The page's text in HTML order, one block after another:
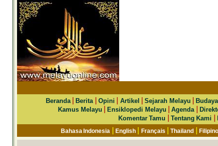
Beranda|Berita Opini Artikel |Sejarah Melayu |
Kamus Melayu
|Ensiklopedi Melayu |Agenda |
Komentar Tamu
|Tentang Kami |
Bahasa Indonesia |English Français |Thailand |